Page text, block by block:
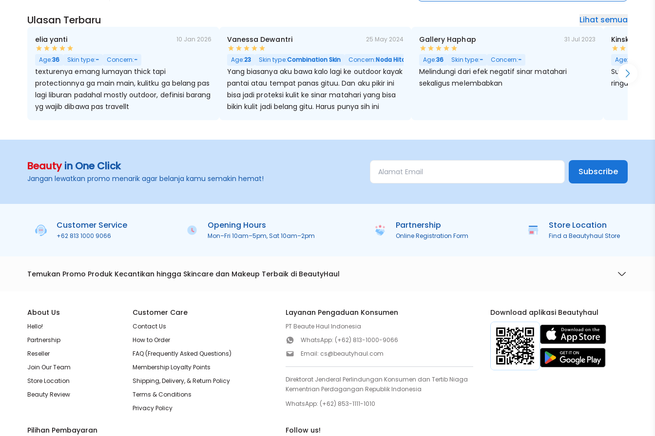
Ulasan Terbaru Lihat semua
elia yanti 10 Jan 2026
Age:36 Skin type:- Concern:-
texturenya emang lumayan thick tapi
protectionnya ga main main, kulitku ga belang pas
lagi liburan padahal mostly outdoor, definisi barang
yg wajib dibawa pas travellt
Vanessa Dewantri 25 May 2024
Age:23 Skin type:Combination Skin Concern:Noda Hitam, Berminyak, Pori Besar
Yang biasanya aku bawa kalo lagi ke outdoor kayak
pantai atau tempat panas gituu. Dan aku pikir ini
bisa jadi proteksi kulit ke sinar matahari yang bisa
bikin kulit jadi belang gitu. Harus punya sih ini
Gallery Haphap 31 Jul 2023
Age:36 Skin type:- Concern:-
Melindungi dari efek negatif sinar matahari
sekaligus melembabkan
Kinski RF
Age:
Super
ringan,
Beautyin One Click
Jangan lewatkan promo menarik agar belanja kamu semakin hemat!
Subscribe
Customer Service
+62 813 1000 9066
Opening Hours
Mon–Fri 10am–5pm, Sat 10am–2pm
Partnership
Online Registration Form
Store Location
Find a Beautyhaul Store
Temukan Promo Produk Kecantikan hingga Skincare dan Makeup Terbaik di BeautyHaul
About Us
Hello!
Partnership
Reseller
Join Our Team
Store Location
Beauty Review
Customer Care
Contact Us
How to Order
FAQ (Frequently Asked Questions)
Membership Loyalty Points
Shipping, Delivery, & Return Policy
Terms & Conditions
Privacy Policy
Layanan Pengaduan Konsumen
PT Beaute Haul Indonesia
WhatsApp: (+62) 813-1000-9066
Email: cs@beautyhaul.com
Direktorat Jenderal Perlindungan Konsumen dan Tertib Niaga
Kementrian Perdagangan Republik Indonesia
WhatsApp: (+62) 853-1111-1010
Download aplikasi Beautyhaul
Pilihan Pembayaran Follow us!